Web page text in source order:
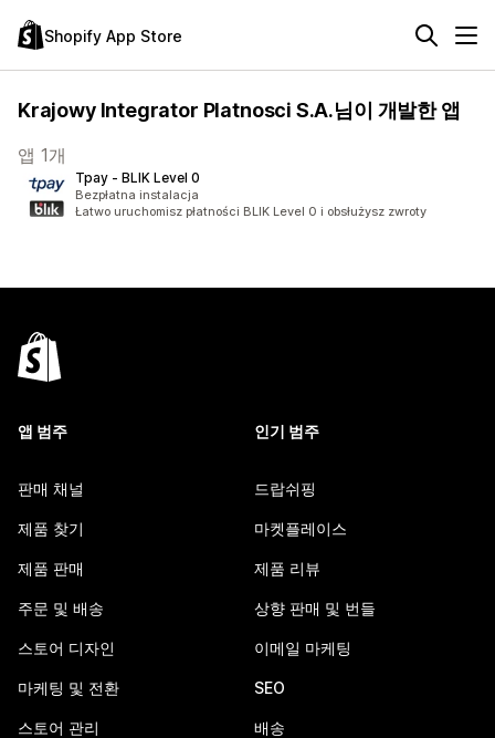
Shopify App Store
Krajowy Integrator Platnosci S.A.님이 개발한 앱
앱 1개
Tpay ‑ BLIK Level 0
Bezpłatna instalacja
Łatwo uruchomisz płatności BLIK Level 0 i obsłużysz zwroty
앱 범주
판매 채널
제품 찾기
제품 판매
주문 및 배송
스토어 디자인
마케팅 및 전환
스토어 관리
인기 범주
드랍쉬핑
마켓플레이스
제품 리뷰
상향 판매 및 번들
이메일 마케팅
SEO
배송